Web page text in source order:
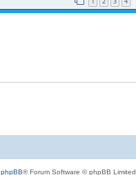
phpBB® Forum Software © phpBB Limited